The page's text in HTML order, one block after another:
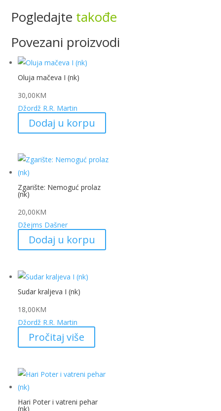
Pogledajte takođe
Povezani proizvodi
Oluja mačeva I (nk)
30,00KM
Džordž R.R. Martin
Dodaj u korpu
Zgarište: Nemoguć prolaz
(nk)
20,00KM
Džejms Dašner
Dodaj u korpu
Sudar kraljeva I (nk)
18,00KM
Džordž R.R. Martin
Pročitaj više
Hari Poter i vatreni pehar
(nk)